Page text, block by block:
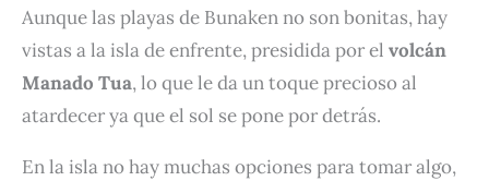
Aunque las playas de Bunaken no son bonitas, hay
vistas a la isla de enfrente, presidida por el volcán
Manado Tua, lo que le da un toque precioso al
atardecer ya que el sol se pone por detrás.
En la isla no hay muchas opciones para tomar algo,